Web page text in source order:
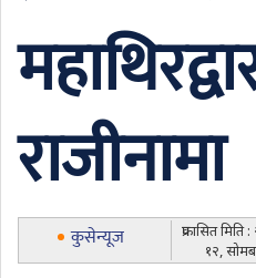
राजीनामा
कुसेन्यूज
प्रकासित
१२,